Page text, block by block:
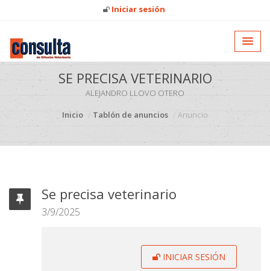
Iniciar sesión
SE PRECISA VETERINARIO
ALEJANDRO LLOVO OTERO
Inicio
Tablón de anuncios Anuncio
Se precisa veterinario
3/9/2025
INICIAR SESIÓN